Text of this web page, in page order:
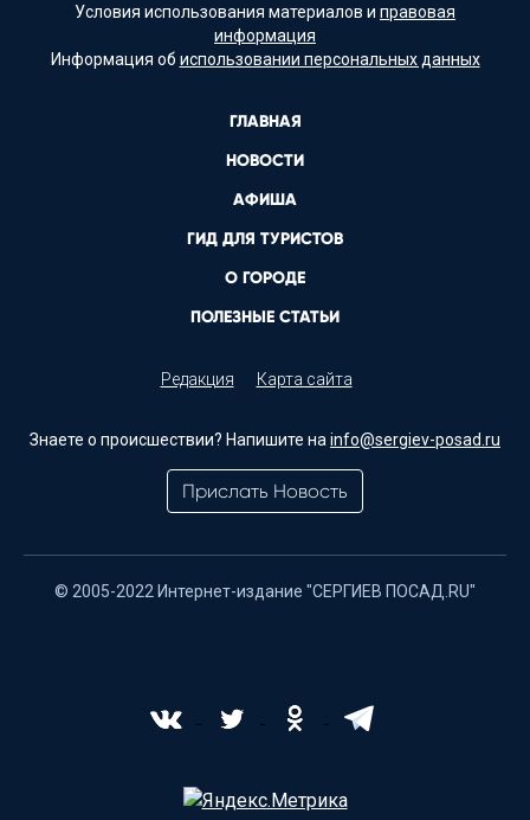
Условия использования материалов и правовая
информация
Информация об использовании персональных данных
ГЛАВНАЯ
НОВОСТИ
АФИША
ГИД ДЛЯ ТУРИСТОВ
О ГОРОДЕ
ПОЛЕЗНЫЕ СТАТЬИ
Редакция Карта сайта
Знаете о происшествии? Напишите на info@sergiev-posad.ru
Прислать Новость
© 2005-2022 Интернет-издание "СЕРГИЕВ ПОСАД.RU"